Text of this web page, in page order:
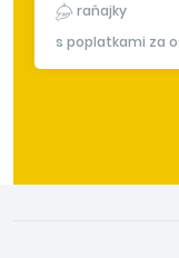
raňajky
s poplatkami za